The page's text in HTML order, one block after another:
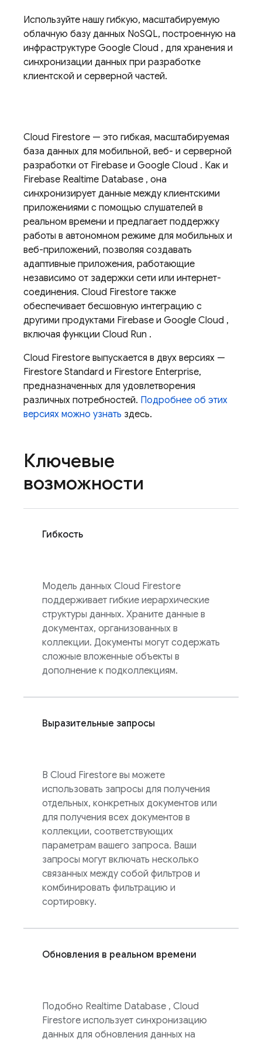
Используйте нашу гибкую, масштабируемую
облачную базу данных NoSQL, построенную на
инфраструктуре Google Cloud , для хранения и
синхронизации данных при разработке
клиентской и серверной частей.
Cloud Firestore — это гибкая, масштабируемая
база данных для мобильной, веб- и серверной
разработки от Firebase и Google Cloud . Как и
Firebase Realtime Database , она
синхронизирует данные между клиентскими
приложениями с помощью слушателей в
реальном времени и предлагает поддержку
работы в автономном режиме для мобильных и
веб-приложений, позволяя создавать
адаптивные приложения, работающие
независимо от задержки сети или интернет-
соединения. Cloud Firestore также
обеспечивает бесшовную интеграцию с
другими продуктами Firebase и Google Cloud ,
включая функции Cloud Run .
Cloud Firestore выпускается в двух версиях —
Firestore Standard и Firestore Enterprise,
предназначенных для удовлетворения
различных потребностей. Подробнее об этих
версиях можно узнать здесь.
Ключевые
возможности
Гибкость
Модель данных Cloud Firestore
поддерживает гибкие иерархические
структуры данных. Храните данные в
документах, организованных в
коллекции. Документы могут содержать
сложные вложенные объекты в
дополнение к подколлекциям.
Выразительные запросы
В Cloud Firestore вы можете
использовать запросы для получения
отдельных, конкретных документов или
для получения всех документов в
коллекции, соответствующих
параметрам вашего запроса. Ваши
запросы могут включать несколько
связанных между собой фильтров и
комбинировать фильтрацию и
сортировку.
Обновления в реальном времени
Подобно Realtime Database , Cloud
Firestore использует синхронизацию
данных для обновления данных на